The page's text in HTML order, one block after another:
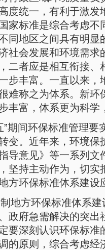
度统一，有利于激
家标准是综合考虑
同地区之间具有明
社会发展和环境需
二者应是相互衔接
步丰富。一直以来
难称之为体系。新
丰富，体系更为科学
期间环保标准管理
变。近年来，环境
导意见》等一系列
坚持主动作为，切
方环保标准体系建设
地方环保标准体系
政府急需解决的突
要深刻认识环保标
的原则，综合考虑